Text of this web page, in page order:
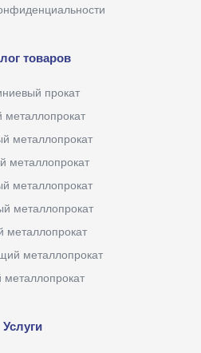
товаров
прокат
металлопрокат
металлопрокат
металлопрокат
металлопрокат
металлопрокат
металлопрокат
Услуги